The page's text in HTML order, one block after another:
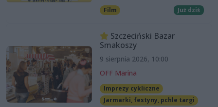
Film Już dziś
Szczeciński Bazar
Smakoszy
9 sierpnia 2026, 10:00
OFF Marina
Imprezy cykliczne
Jarmarki, festyny, pchle targi